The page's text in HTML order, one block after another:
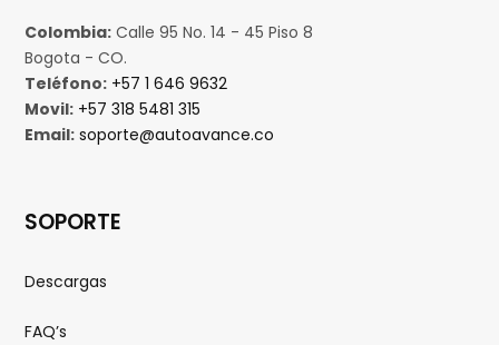
Colombia: Calle 95 No. 14 - 45 Piso 8
Bogota - CO.
Teléfono: +57 1 646 9632
Movil: +57 318 5481 315
Email: soporte@autoavance.co
SOPORTE
Descargas
FAQ’s